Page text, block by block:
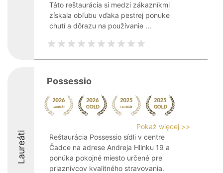
Táto reštaurácia si medzi zákazníkmi
získala obľubu vďaka pestrej ponuke
chutí a dôrazu na používanie ...
Laureáti
Possessio
Pokaż więcej >>
Reštaurácia Possessio sídli v centre
Čadce na adrese Andreja Hlinku 19 a
ponúka pokojné miesto určené pre
priaznivcov kvalitného stravovania.